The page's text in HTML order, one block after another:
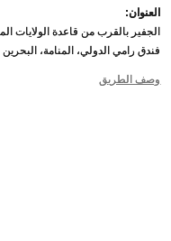
العنوان:
فندق رامي الدولي، المنامة، البحرين
وصف الطريق